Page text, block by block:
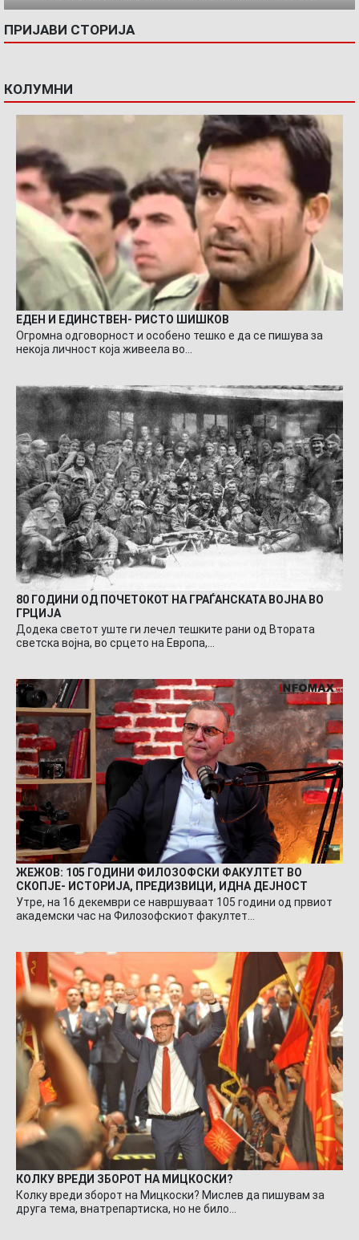
ПРИЈАВИ СТОРИЈА
КОЛУМНИ
ЕДЕН И ЕДИНСТВЕН- РИСТО ШИШКОВ
Огромна одговорност и особено тешко е да се пишува за
некоја личност која живеела во…
80 ГОДИНИ ОД ПОЧЕТОКОТ НА ГРАЃАНСКАТА ВОЈНА ВО
ГРЦИЈА
Додека светот уште ги лечел тешките рани од Втората
светска војна, во срцето на Европа,…
ЖЕЖОВ: 105 ГОДИНИ ФИЛОЗОФСКИ ФАКУЛТЕТ ВО
СКОПЈЕ- ИСТОРИЈА, ПРЕДИЗВИЦИ, ИДНА ДЕЈНОСТ
Утре, на 16 декември се навршуваат 105 години од првиот
академски час на Филозофскиот факултет…
КОЛКУ ВРЕДИ ЗБОРОТ НА МИЦКОСКИ?
Колку вреди зборот на Мицкоски? Мислев да пишувам за
друга тема, внатрепартиска, но не било…